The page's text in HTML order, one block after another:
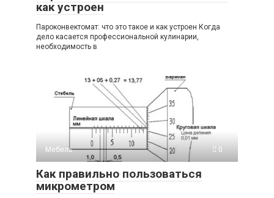
как устроен
Пароконвектомат: что это такое и как устроен Когда
дело касается профессиональной кулинарии,
необходимость в
Мебель 0
Как правильно пользоваться
микрометром